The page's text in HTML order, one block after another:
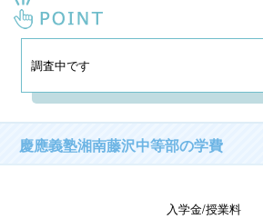
調査中です
慶應義塾湘南藤沢中等部の学費
入学金/授業料